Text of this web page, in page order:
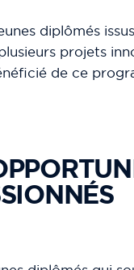
diplômés
projets
de ce